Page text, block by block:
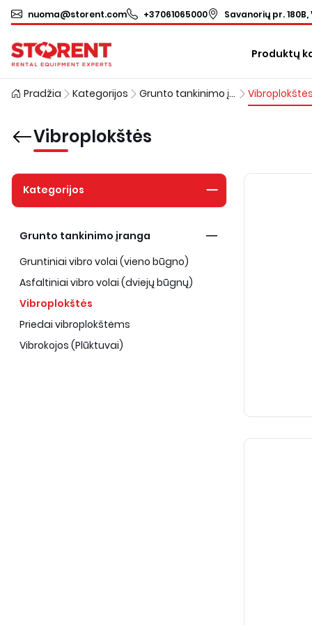
nuoma@storent.com +37061065000 Savanorių pr.
Produktų
Pradžia Kategorijos Grunto tankinimo įranga
Vibroplokštės
Kategorijos
Grunto tankinimo įranga
Gruntiniai vibro volai (vieno būgno)
Asfaltiniai vibro volai (dviejų būgnų)
Vibroplokštės
Priedai vibroplokštėms
Vibrokojos (Plūktuvai)